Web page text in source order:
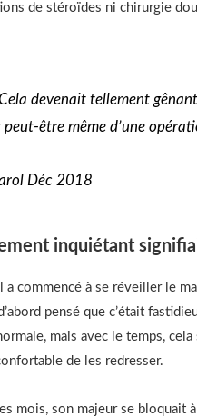
de stéroïdes ni chirurgie
devenait tellement
peut-être même d’une
Déc 2018
inquiétant
a commencé à se réveiller le
pensé que c’était
mais avec le temps,
de les redresser.
mois, son majeur se bloquait